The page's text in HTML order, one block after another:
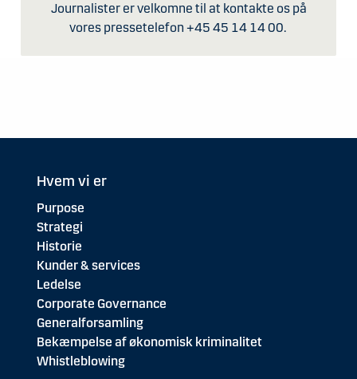
Journalister er velkomne til at kontakte os på
vores pressetelefon +45 45 14 14 00.
Hvem vi er
Purpose
Strategi
Historie
Kunder & services
Ledelse
Corporate Governance
Generalforsamling
Bekæmpelse af økonomisk kriminalitet
Whistleblowing